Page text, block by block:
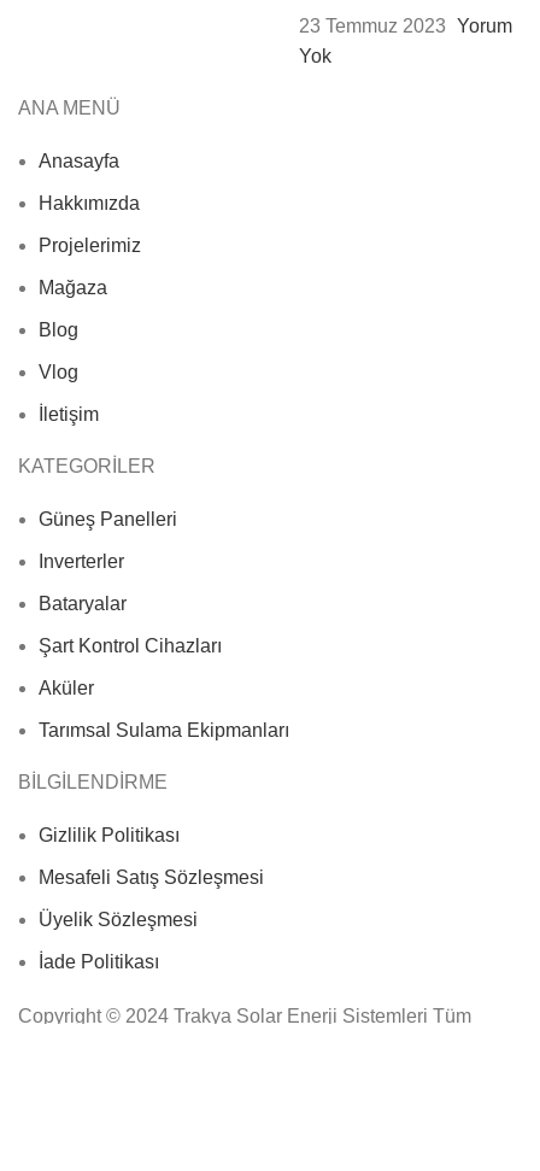
23 Temmuz 2023 Yorum
Yok
ANA MENÜ
Anasayfa
Hakkımızda
Projelerimiz
Mağaza
Blog
Vlog
İletişim
KATEGORİLER
Güneş Panelleri
Inverterler
Bataryalar
Şart Kontrol Cihazları
Aküler
Tarımsal Sulama Ekipmanları
BİLGİLENDİRME
Gizlilik Politikası
Mesafeli Satış Sözleşmesi
Üyelik Sözleşmesi
İade Politikası
Copyright © 2024 Trakya Solar Enerji Sistemleri Tüm